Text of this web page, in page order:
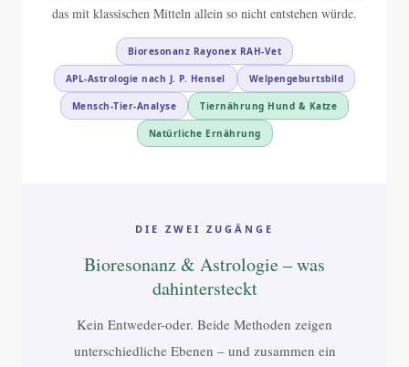
das mit klassischen Mitteln allein so nicht entstehen würde.
Bioresonanz Rayonex RAH-Vet
APL-Astrologie nach J. P. Hensel Welpengeburtsbild
Mensch-Tier-Analyse Tiernährung Hund & Katze
Natürliche Ernährung
DIE ZWEI ZUGÄNGE
Bioresonanz & Astrologie – was
dahintersteckt
Kein Entweder-oder. Beide Methoden zeigen
unterschiedliche Ebenen – und zusammen ein